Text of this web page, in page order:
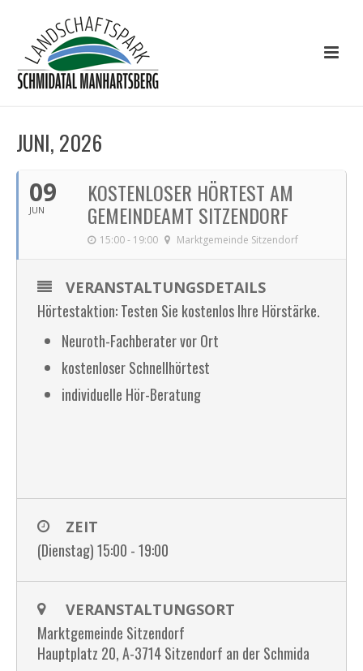
JUNI, 2026
09
JUN
KOSTENLOSER HÖRTEST AM
GEMEINDEAMT SITZENDORF
15:00 - 19:00 Marktgemeinde Sitzendorf
VERANSTALTUNGSDETAILS
Hörtestaktion: Testen Sie kostenlos Ihre Hörstärke.
Neuroth-Fachberater vor Ort
kostenloser Schnellhörtest
individuelle Hör-Beratung
ZEIT
(Dienstag) 15:00 - 19:00
VERANSTALTUNGSORT
Marktgemeinde Sitzendorf
Hauptplatz 20, A-3714 Sitzendorf an der Schmida